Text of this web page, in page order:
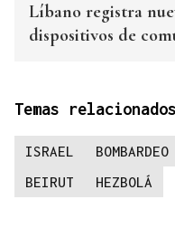
Líbano registra
dispositivos de
Temas relacionados
ISRAEL BOMBARDEO
BEIRUT
HEZBOLÁ